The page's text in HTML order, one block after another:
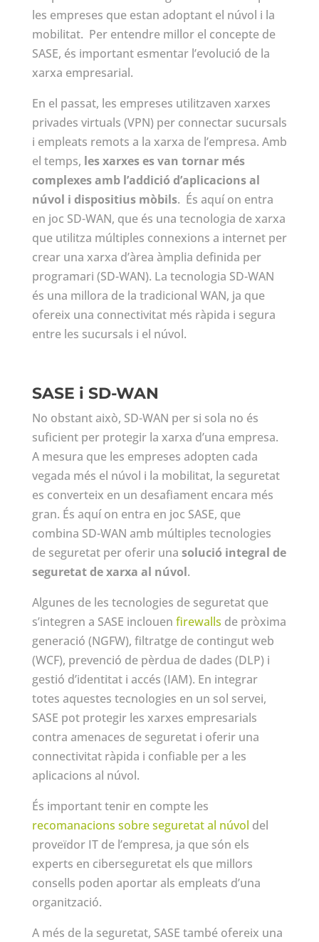
les empreses que estan adoptant el núvol i la
mobilitat. Per entendre millor el concepte de
SASE, és important esmentar l’evolució de la
xarxa empresarial.
En el passat, les empreses utilitzaven xarxes
privades virtuals (VPN) per connectar sucursals
i empleats remots a la xarxa de l’empresa. Amb
el temps, les xarxes es van tornar més
complexes amb l’addició d’aplicacions al
núvol i dispositius mòbils. És aquí on entra
en joc SD-WAN, que és una tecnologia de xarxa
que utilitza múltiples connexions a internet per
crear una xarxa d’àrea àmplia definida per
programari (SD-WAN). La tecnologia SD-WAN
és una millora de la tradicional WAN, ja que
ofereix una connectivitat més ràpida i segura
entre les sucursals i el núvol.
SASE i SD-WAN
No obstant això, SD-WAN per si sola no és
suficient per protegir la xarxa d’una empresa.
A mesura que les empreses adopten cada
vegada més el núvol i la mobilitat, la seguretat
es converteix en un desafiament encara més
gran. És aquí on entra en joc SASE, que
combina SD-WAN amb múltiples tecnologies
de seguretat per oferir una solució integral de
seguretat de xarxa al núvol.
Algunes de les tecnologies de seguretat que
s’integren a SASE inclouen firewalls de pròxima
generació (NGFW), filtratge de contingut web
(WCF), prevenció de pèrdua de dades (DLP) i
gestió d’identitat i accés (IAM). En integrar
totes aquestes tecnologies en un sol servei,
SASE pot protegir les xarxes empresarials
contra amenaces de seguretat i oferir una
connectivitat ràpida i confiable per a les
aplicacions al núvol.
És important tenir en compte les
recomanacions sobre seguretat al núvol del
proveïdor IT de l’empresa, ja que són els
experts en ciberseguretat els que millors
consells poden aportar als empleats d’una
organització.
A més de la seguretat, SASE també ofereix una